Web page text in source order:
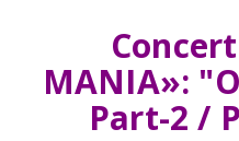
Concert
MANIA»:
Part-2 /